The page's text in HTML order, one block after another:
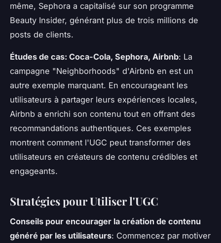
même, Sephora a capitalisé sur son programme
Beauty Insider, générant plus de trois millions de
posts de clients.
Études de cas: Coca-Cola, Sephora, Airbnb: La
campagne "Neighborhoods" d'Airbnb en est un
autre exemple marquant. En encourageant les
utilisateurs à partager leurs expériences locales,
Airbnb a enrichi son contenu tout en offrant des
recommandations authentiques. Ces exemples
montrent comment l'UGC peut transformer des
utilisateurs en créateurs de contenu crédibles et
engageants.
Stratégies pour Utiliser l'UGC
Conseils pour encourager la création de contenu
généré par les utilisateurs: Commencez par motiver